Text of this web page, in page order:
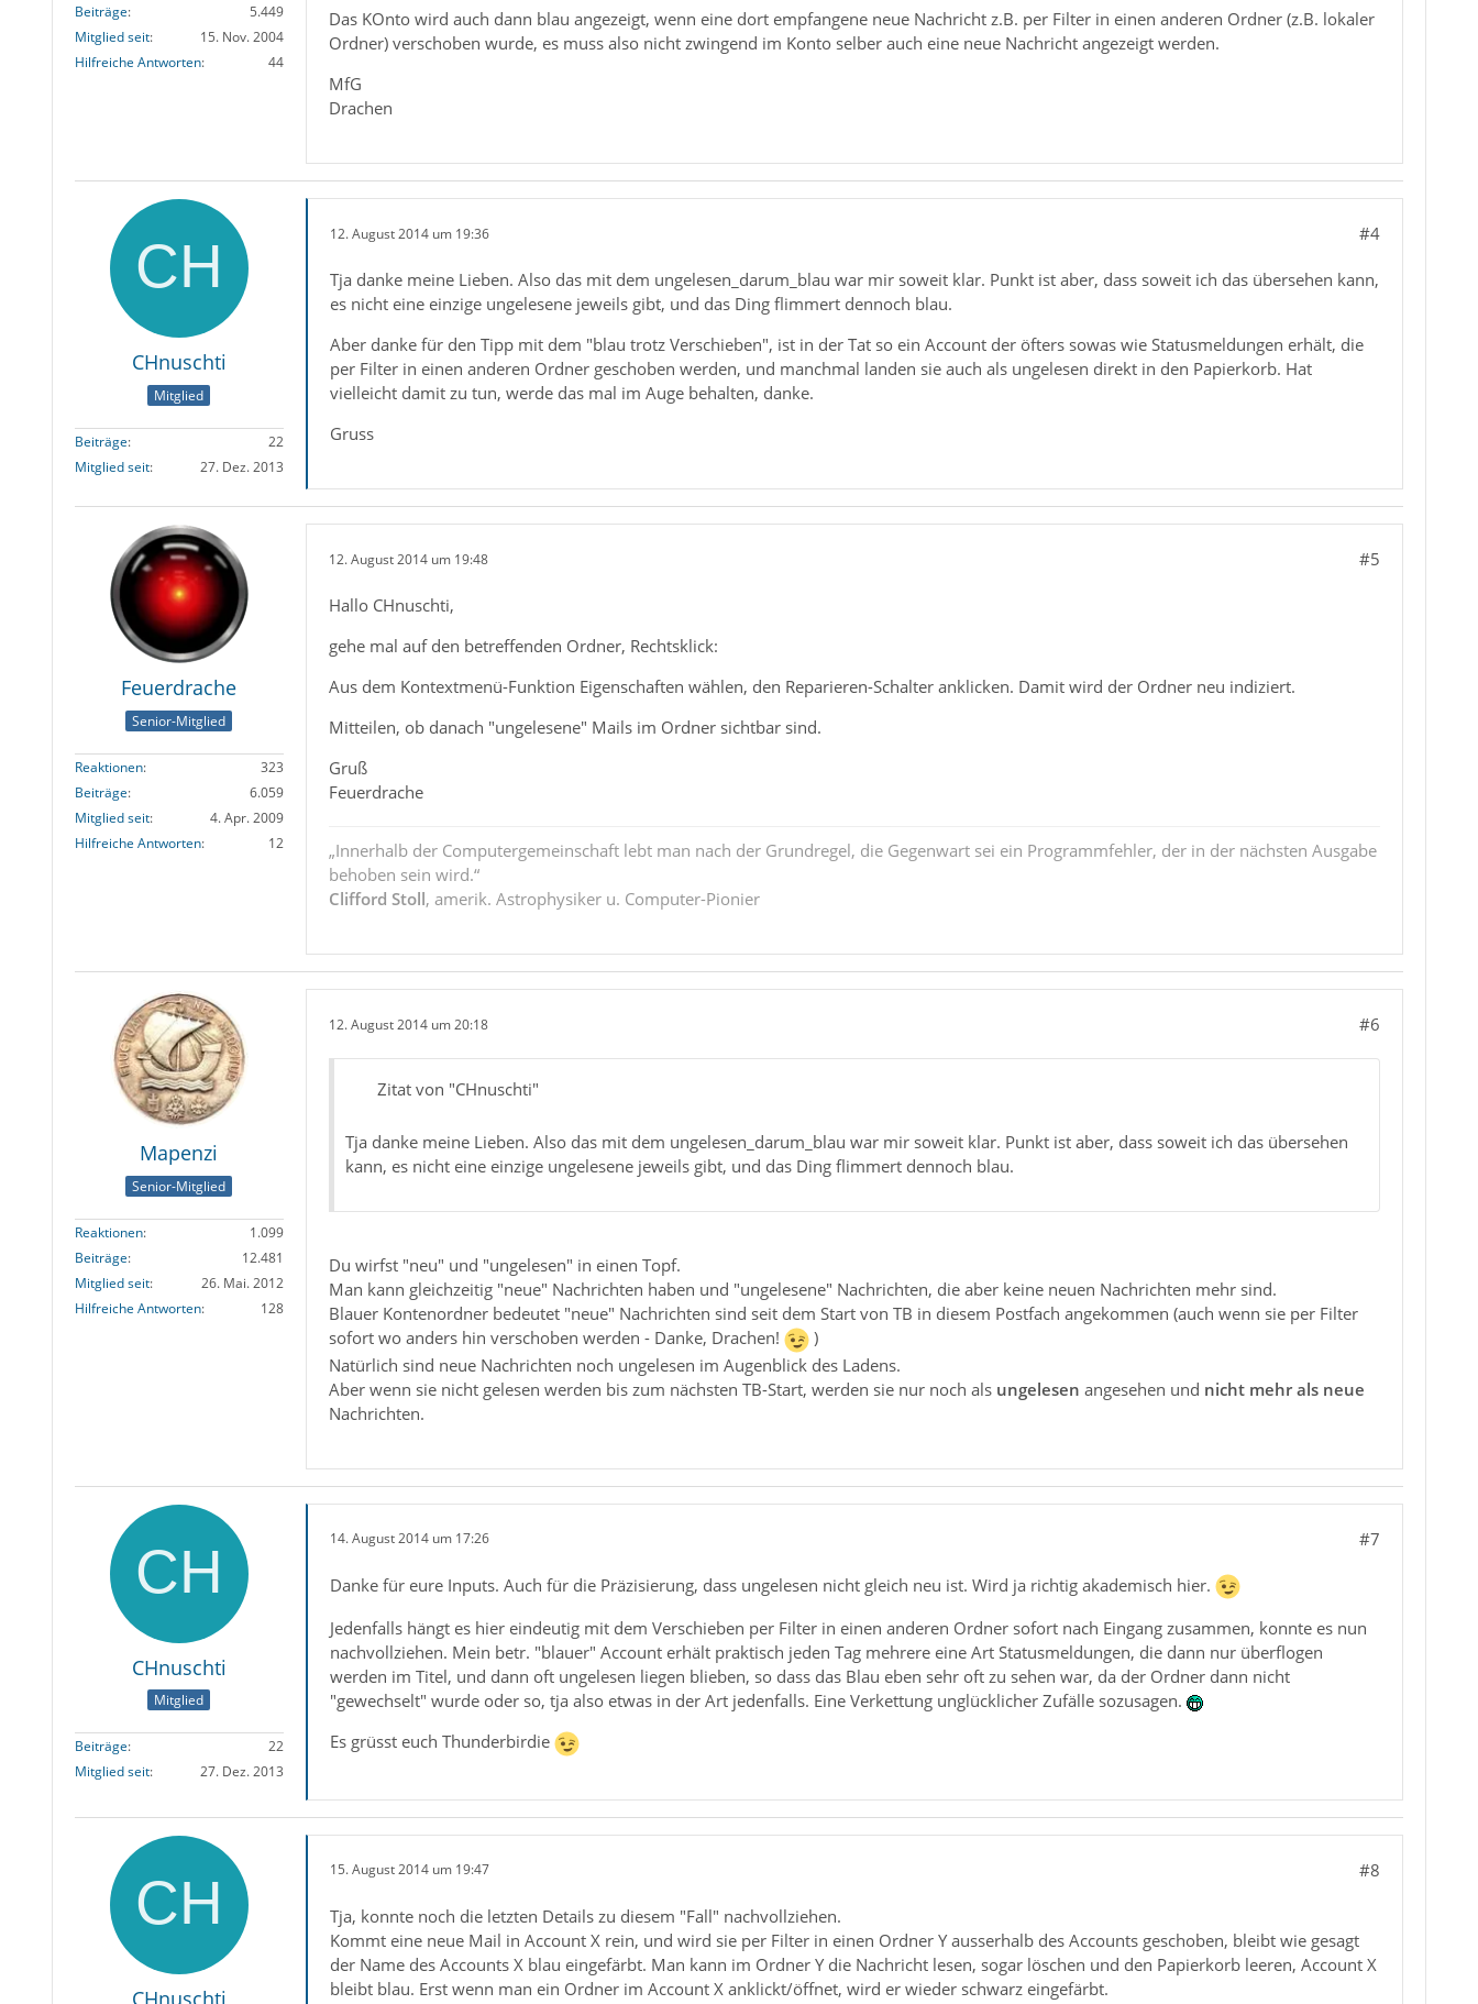
Beiträge
5.449
Mitglied seit
15. Nov. 2004
Hilfreiche Antworten
44
Das KOnto wird auch dann blau angezeigt, wenn eine dort empfangene neue Nachricht z.B. per Filter in einen anderen Ordner (z.B. lokaler
Ordner) verschoben wurde, es muss also nicht zwingend im Konto selber auch eine neue Nachricht angezeigt werden.
MfG
Drachen
CHnuschti
Mitglied
Beiträge
22
Mitglied seit
27. Dez. 2013
12. August 2014 um 19:36 #4
Tja danke meine Lieben. Also das mit dem ungelesen_darum_blau war mir soweit klar. Punkt ist aber, dass soweit ich das übersehen kann,
es nicht eine einzige ungelesene jeweils gibt, und das Ding flimmert dennoch blau.
Aber danke für den Tipp mit dem "blau trotz Verschieben", ist in der Tat so ein Account der öfters sowas wie Statusmeldungen erhält, die
per Filter in einen anderen Ordner geschoben werden, und manchmal landen sie auch als ungelesen direkt in den Papierkorb. Hat
vielleicht damit zu tun, werde das mal im Auge behalten, danke.
Gruss
Feuerdrache
Senior-Mitglied
Reaktionen
323
Beiträge
6.059
Mitglied seit
4. Apr. 2009
Hilfreiche Antworten
12
12. August 2014 um 19:48 #5
Hallo CHnuschti,
gehe mal auf den betreffenden Ordner, Rechtsklick:
Aus dem Kontextmenü-Funktion Eigenschaften wählen, den Reparieren-Schalter anklicken. Damit wird der Ordner neu indiziert.
Mitteilen, ob danach "ungelesene" Mails im Ordner sichtbar sind.
Gruß
Feuerdrache
„Innerhalb der Computergemeinschaft lebt man nach der Grundregel, die Gegenwart sei ein Programmfehler, der in der nächsten Ausgabe
behoben sein wird.“
Clifford Stoll, amerik. Astrophysiker u. Computer-Pionier
Mapenzi
Senior-Mitglied
Reaktionen
1.099
Beiträge
12.481
Mitglied seit
26. Mai. 2012
Hilfreiche Antworten
128
12. August 2014 um 20:18 #6
Zitat von "CHnuschti"
Tja danke meine Lieben. Also das mit dem ungelesen_darum_blau war mir soweit klar. Punkt ist aber, dass soweit ich das übersehen
kann, es nicht eine einzige ungelesene jeweils gibt, und das Ding flimmert dennoch blau.
Du wirfst "neu" und "ungelesen" in einen Topf.
Man kann gleichzeitig "neue" Nachrichten haben und "ungelesene" Nachrichten, die aber keine neuen Nachrichten mehr sind.
Blauer Kontenordner bedeutet "neue" Nachrichten sind seit dem Start von TB in diesem Postfach angekommen (auch wenn sie per Filter
sofort wo anders hin verschoben werden - Danke, Drachen!
)
Natürlich sind neue Nachrichten noch ungelesen im Augenblick des Ladens.
Aber wenn sie nicht gelesen werden bis zum nächsten TB-Start, werden sie nur noch als ungelesen angesehen und nicht mehr als neue
Nachrichten.
CHnuschti
Mitglied
Beiträge
22
Mitglied seit
27. Dez. 2013
14. August 2014 um 17:26 #7
Danke für eure Inputs. Auch für die Präzisierung, dass ungelesen nicht gleich neu ist. Wird ja richtig akademisch hier.
Jedenfalls hängt es hier eindeutig mit dem Verschieben per Filter in einen anderen Ordner sofort nach Eingang zusammen, konnte es nun
nachvollziehen. Mein betr. "blauer" Account erhält praktisch jeden Tag mehrere eine Art Statusmeldungen, die dann nur überflogen
werden im Titel, und dann oft ungelesen liegen blieben, so dass das Blau eben sehr oft zu sehen war, da der Ordner dann nicht
"gewechselt" wurde oder so, tja also etwas in der Art jedenfalls. Eine Verkettung unglücklicher Zufälle sozusagen.
Es grüsst euch Thunderbirdie
CHnuschti
15. August 2014 um 19:47 #8
Tja, konnte noch die letzten Details zu diesem "Fall" nachvollziehen.
Kommt eine neue Mail in Account X rein, und wird sie per Filter in einen Ordner Y ausserhalb des Accounts geschoben, bleibt wie gesagt
der Name des Accounts X blau eingefärbt. Man kann im Ordner Y die Nachricht lesen, sogar löschen und den Papierkorb leeren, Account X
bleibt blau. Erst wenn man ein Ordner im Account X anklickt/öffnet, wird er wieder schwarz eingefärbt.